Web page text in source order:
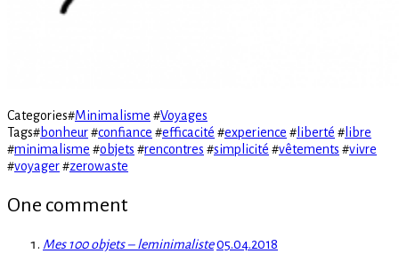
Categories#Minimalisme #Voyages
Tags#bonheur#confiance #efficacité #experience # liberté # libre
#minimalisme #objets #rencontres #simplicité #vêtements #vivre
#voyager#zerowaste
One comment
Mes 100 objets – leminimaliste05.04.2018